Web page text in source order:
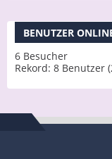
BENUTZER
6 Besucher
Rekord: 8 Benutzer (